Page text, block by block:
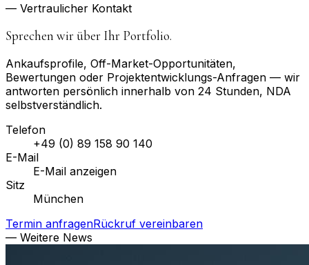
— Vertraulicher Kontakt
Sprechen wir über Ihr Portfolio.
Ankaufsprofile, Off-Market-Opportunitäten,
Bewertungen oder Projektentwicklungs-Anfragen — wir
antworten persönlich innerhalb von 24 Stunden, NDA
selbstverständlich.
Telefon
+49 (0) 89 158 90 140
E-Mail
E-Mail anzeigen
Sitz
München
Termin anfragenRückruf vereinbaren
— Weitere News